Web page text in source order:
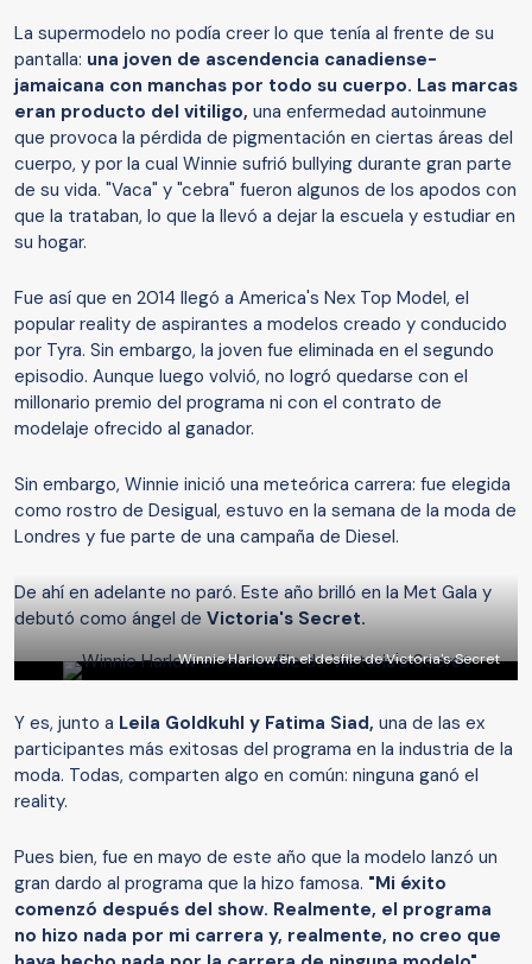
La supermodelo no podía creer lo que tenía al frente de su
pantalla: una joven de ascendencia canadiense-
jamaicana con manchas por todo su cuerpo. Las marcas
eran producto del vitiligo, una enfermedad autoinmune
que provoca la pérdida de pigmentación en ciertas áreas del
cuerpo, y por la cual Winnie sufrió bullying durante gran parte
de su vida. "Vaca" y "cebra" fueron algunos de los apodos con
que la trataban, lo que la llevó a dejar la escuela y estudiar en
su hogar.
Fue así que en 2014 llegó a America's Nex Top Model, el
popular reality de aspirantes a modelos creado y conducido
por Tyra. Sin embargo, la joven fue eliminada en el segundo
episodio. Aunque luego volvió, no logró quedarse con el
millonario premio del programa ni con el contrato de
modelaje ofrecido al ganador.
Sin embargo, Winnie inició una meteórica carrera: fue elegida
como rostro de Desigual, estuvo en la semana de la moda de
Londres y fue parte de una campaña de Diesel.
De ahí en adelante no paró. Este año brilló en la Met Gala y
debutó como ángel de Victoria's Secret.
Winnie Harlow en el desfile de Victoria's Secret
Y es, junto a Leila Goldkuhl y Fatima Siad, una de las ex
participantes más exitosas del programa en la industria de la
moda. Todas, comparten algo en común: ninguna ganó el
reality.
Pues bien, fue en mayo de este año que la modelo lanzó un
gran dardo al programa que la hizo famosa. "Mi éxito
comenzó después del show. Realmente, el programa
no hizo nada por mi carrera y, realmente, no creo que